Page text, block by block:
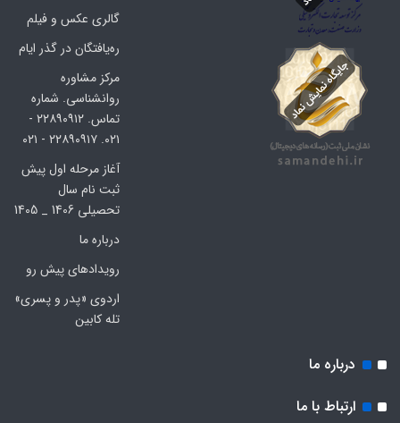
گالری عکس و فیلم
ره‌یافتگان در گذر ایام
مرکز مشاوره
روانشناسی. شماره
تماس. ۲۲۸۹۰۹۱۲ -
۰۲۱. ۲۲۸۹۰۹۱۷ - ۰۲۱
آغاز مرحله اول پیش
ثبت نام سال
تحصیلی 1406 _ 1405
درباره ما
رویدادهای پیش رو
اردوی «پدر و پسری»
تله کابین
درباره ما
ارتباط با ما